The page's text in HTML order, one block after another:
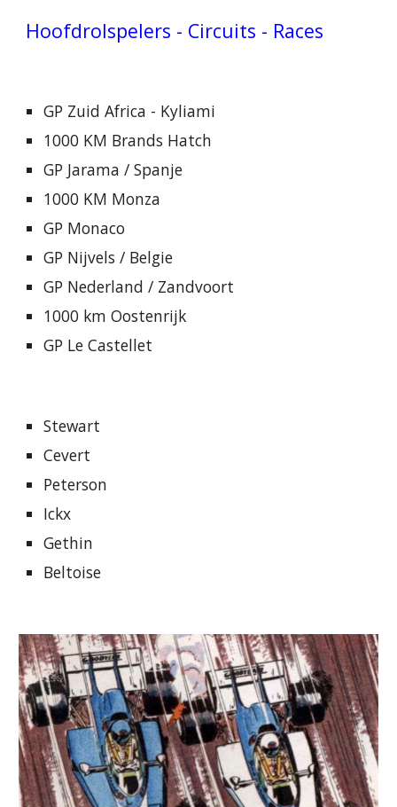
Hoofdrolspelers - Circuits - Races
GP Zuid Africa - Kyliami
1000 KM Brands Hatch
GP Jarama / Spanje
1000 KM Monza
GP Monaco
GP Nijvels / Belgie
GP Nederland / Zandvoort
1000 km Oostenrijk
GP Le Castellet
Stewart
Cevert
Peterson
Ickx
Gethin
Beltoise